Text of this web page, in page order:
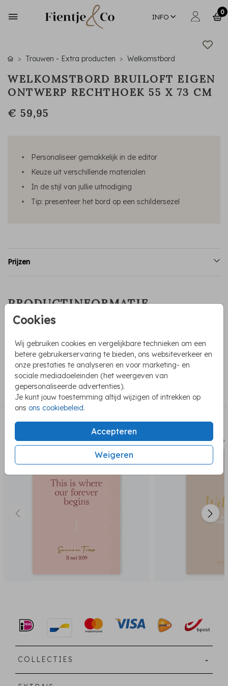
INFO
0
Cookies
Wij gebruiken cookies en vergelijkbare technieken om een
betere gebruikerservaring te bieden, ons websiteverkeer en
onze prestaties te analyseren en voor marketing- en
sociale mediadoeleinden (het weergeven van
gepersonaliseerde advertenties).
Je kunt jouw toestemming altijd wijzigen of intrekken op
ons ons cookiebeleid.
Accepteren
Weigeren
Trouwen - Extra producten Welkomstbord
WELKOMSTBORD BRUILOFT EIGEN
ONTWERP RECHTHOEK 55 X 73 CM
€ 59,95
Personaliseer gemakkelijk in de editor
Keuze uit verschillende materialen
In de stijl van jullie uitnodiging
Tip: presenteer het bord op een schildersezel
Prijzen
PRODUCTINFORMATIE
OMSCHRIJVING
Welkomstbord voor de bruiloft met een eigen ontwerp. Het
formaat van dit bord is 55 x 73 cm
COLLECTIE
Welkomstbord
BEKIJK OOK
welkomstbord
COLLECTIES